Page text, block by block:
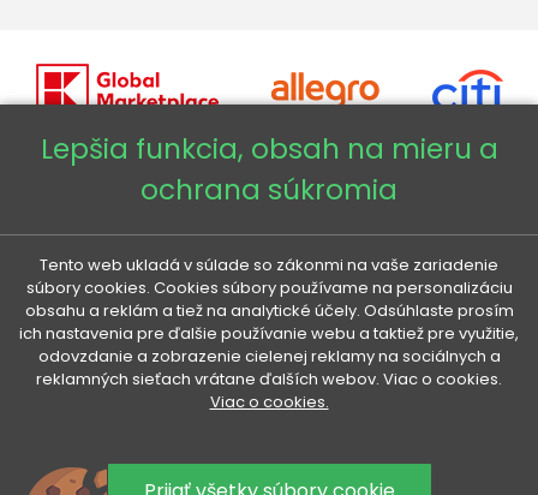
Copyright © 2026 - Veneti™
Veneti SK
Veneti CZ
Veneti DE
Lepšia funkcia, obsah na mieru a
ochrana súkromia
Tento web ukladá v súlade so zákonmi na vaše zariadenie
súbory cookies. Cookies súbory používame na personalizáciu
obsahu a reklám a tiež na analytické účely. Odsúhlaste prosím
ich nastavenia pre ďalšie používanie webu a taktiež pre využitie,
odovzdanie a zobrazenie cielenej reklamy na sociálnych a
reklamných sieťach vrátane ďalších webov. Viac o cookies.
Viac o cookies.